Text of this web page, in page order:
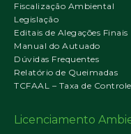
Fiscalização Ambiental
Legislação
Editais de Alegações Finais
Manual do Autuado
Dúvidas Frequentes
Relatório de Queimadas
TCFAAL – Taxa de
Licenciamento